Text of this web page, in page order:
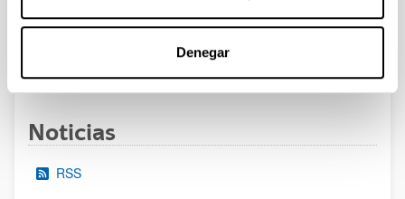
Denegar
Páginas intermedias Use TAB para desplazarse.
Páginas intermedias
Noticias
RSS